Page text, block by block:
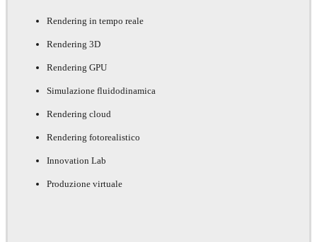
Rendering in tempo reale
Rendering 3D
Rendering GPU
Simulazione fluidodinamica
Rendering cloud
Rendering fotorealistico
Innovation Lab
Produzione virtuale